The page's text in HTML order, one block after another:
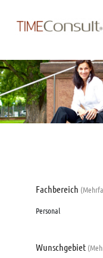
Fachbereich
Personal
Wunschgebiet